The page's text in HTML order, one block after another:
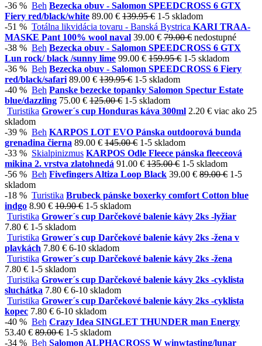
-36 % Beh Bezecka obuv - Salomon SPEEDCROSS 6 GTX
Fiery red/black/white 89.00 € 139.95 € 1-5 skladom
-51 % Totálna likvidácia tovaru - Banská Bystrica KARI TRAA-
MASKE Pant 100% wool naval 39.00 € 79.00 € nedostupné
-38 % Beh Bezecka obuv - Salomon SPEEDCROSS 6 GTX
Lun rock/ black /sunny lime 99.00 € 159.95 € 1-5 skladom
-36 % Beh Bezecka obuv - Salomon SPEEDCROSS 6 Fiery
red/black/safari 89.00 € 139.95 € 1-5 skladom
-40 % Beh Panske bezecke topanky Salomon Spectur Estate
blue/dazzling 75.00 € 125.00 € 1-5 skladom
Turistika Grower´s cup Honduras káva 300ml 2.20 € viac ako 25
skladom
-39 % Beh KARPOS LOT EVO Pánska outdoorová bunda
grenadina čierna 89.00 € 145.00 € 1-5 skladom
-33 % Skialpinizmus KARPOS Odle Fleece pánska fleeceová
mikina 2. vrstva zlatohnedá 91.00 € 135.00 € 1-5 skladom
-56 % Beh Fivefingers Altiza Loop Black 39.00 € 89.00 € 1-5
skladom
-18 % Turistika Brubeck pánske boxerky comfort Cotton blue
indgo 8.90 € 10.90 € 1-5 skladom
Turistika Grower´s cup Darčekové balenie kávy 2ks -lyžiar
7.80 € 1-5 skladom
Turistika Grower´s cup Darčekové balenie kávy 2ks -žena v
plavkách 7.80 € 6-10 skladom
Turistika Grower´s cup Darčekové balenie kávy 2ks -žena
7.80 € 1-5 skladom
Turistika Grower´s cup Darčekové balenie kávy 2ks -cyklista
sluchátka 7.80 € 6-10 skladom
Turistika Grower´s cup Darčekové balenie kávy 2ks -cyklista
kopec 7.80 € 6-10 skladom
-40 % Beh Crazy Idea SINGLET THUNDER man Energy
53.40 € 89.00 € 1-5 skladom
-34 % Beh Salomon ALPHACROSS W winwtasting/lunar